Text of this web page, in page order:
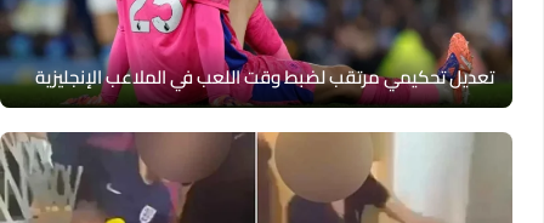
تعديل تحكيمي مرتقب لضبط وقت اللعب في الملاعب الإنجليزية